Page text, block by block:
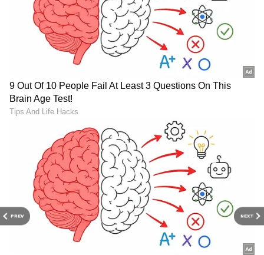
PREV NEXT
ಬಂದಿದ್ದು, ಸೋಷಿಯಲ್ ಮೀಡಿಯಾ ಬಳಕೆದಾರರು ಕ್ವಿಕ್-
ಕಾಮರ್ಸ್ ಪ್ಲಾಟ್‌ಫಾರ್ಮ್‌ಗಳೊಂದಿಗೆ ತಮ್ಮದೇ ಆದ
ಅನುಭವಗಳನ್ನು ಹಂಚಿಕೊಂಡಿದ್ದಾರೆ. ಕೆಲವರು, ವಿಶೇಷವಾಗಿ
ನಗರಗಳಲ್ಲಿನ ಉದ್ಯೋಗಿಗಳಿಗೆ, ಈ ಸಣ್ಣ ಬೆಲೆ ವ್ಯತ್ಯಾಸವು
ಅನುಕೂಲಕ್ಕೆ ತಕ್ಕ ಬೆಲೆ ಎಂದು ಒಪ್ಪಿಕೊಂಡಿದ್ದಾರೆ. ಇನ್ನು
ಕೆಲವರು, ದೊಡ್ಡ ಪ್ರಮಾಣದ ಖರೀದಿ ಮತ್ತು ಯೋಜಿತ
ಮಾಸಿಕ ಶಾಪಿಂಗ್‌ಗೆ ಸಾಂಪ್ರದಾಯಿಕ ಸೂಪರ್‌ಮಾರ್ಕೆಟ್‌ಗಳೇ
ಹೆಚ್ಚು ಆರ್ಥಿಕ ಎಂದು ವಾದಿಸಿದ್ದಾರೆ.